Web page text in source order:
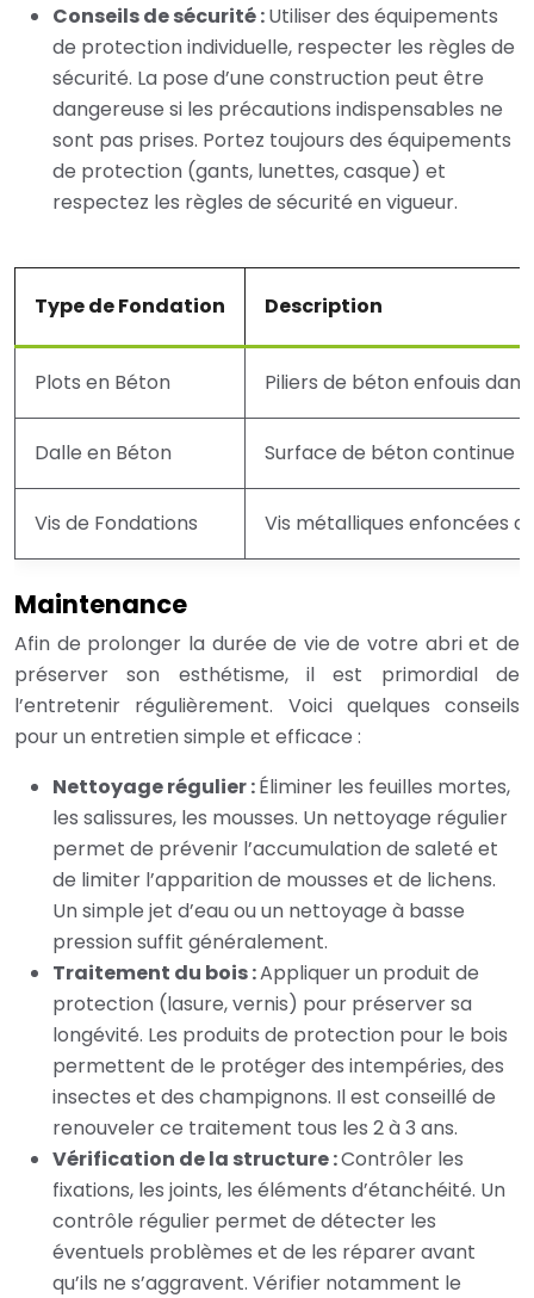
Conseils de sécurité :Utiliser des équipements
de protection individuelle, respecter les règles de
sécurité. La pose d’une construction peut être
dangereuse si les précautions indispensables ne
sont pas prises. Portez toujours des équipements
de protection (gants, lunettes, casque) et
respectez les règles de sécurité en vigueur.
Type de Fondation Description
Plots en Béton Piliers de béton enfouis
Dalle en Béton Surface de béton continue
Vis de Fondations Vis métalliques enfoncées
Maintenance
Afin de prolonger la durée de vie de votre abri et de
préserver son esthétisme, il est primordial de
l’entretenir régulièrement. Voici quelques conseils
pour un entretien simple et efficace :
Nettoyage régulier :Éliminer les feuilles mortes,
les salissures, les mousses. Un nettoyage régulier
permet de prévenir l’accumulation de saleté et
de limiter l’apparition de mousses et de lichens.
Un simple jet d’eau ou un nettoyage à basse
pression suffit généralement.
Traitement du bois :Appliquer un produit de
protection (lasure, vernis) pour préserver sa
longévité. Les produits de protection pour le bois
permettent de le protéger des intempéries, des
insectes et des champignons. Il est conseillé de
renouveler ce traitement tous les 2 à 3 ans.
Vérification de la structure :Contrôler les
fixations, les joints, les éléments d’étanchéité. Un
contrôle régulier permet de détecter les
éventuels problèmes et de les réparer avant
qu’ils ne s’aggravent. Vérifier notamment le